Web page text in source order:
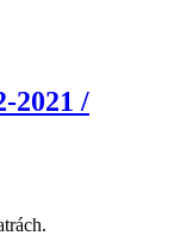
2021 /